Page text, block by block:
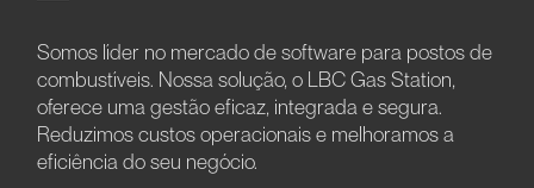
Somos líder no mercado de software para postos de
combustíveis. Nossa solução, o LBC Gas Station,
oferece uma gestão eficaz, integrada e segura.
Reduzimos custos operacionais e melhoramos a
eficiência do seu negócio.